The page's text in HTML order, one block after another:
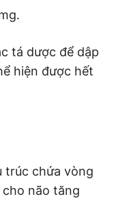
tá dược để dập
hiện được hết
trúc chứa vòng
não tăng